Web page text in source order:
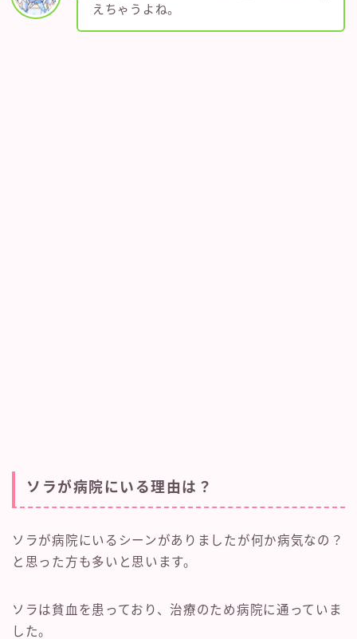
えちゃうよね。
ソラが病院にいる理由は？
ソラが病院にいるシーンがありましたが何か病気なの？
と思った方も多いと思います。
ソラは貧血を患っており、治療のため病院に通っていま
した。